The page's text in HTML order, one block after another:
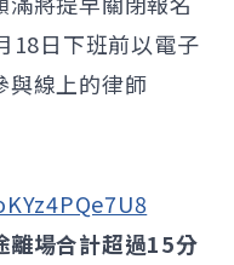
18日下班前以電子
與線上的律師
場合計超過15分